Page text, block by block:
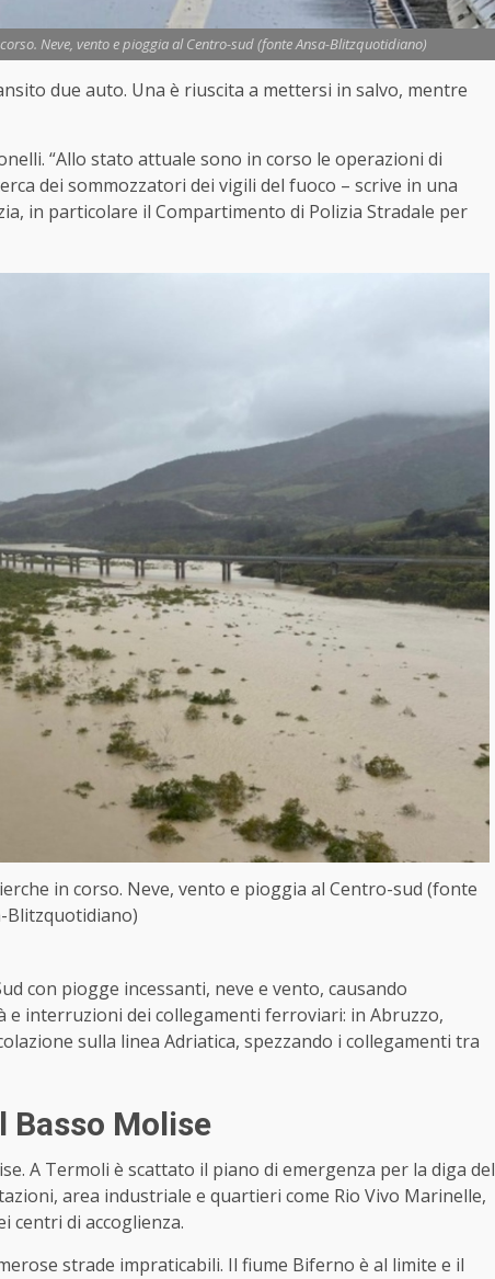
Neve, vento e pioggia al Centro-sud (fonte Ansa-Blitzquotidiano)
due auto. Una è riuscita a mettersi in salvo, mentre
“Allo stato attuale sono in corso le operazioni di
dei sommozzatori dei vigili del fuoco – scrive in una
in particolare il Compartimento di Polizia Stradale per
in corso. Neve, vento e pioggia al Centro-sud (fonte
Blitzquotidiano)
con piogge incessanti, neve e vento, causando
e interruzioni dei collegamenti ferroviari: in Abruzzo,
sulla linea Adriatica, spezzando i collegamenti tra
Basso Molise
A Termoli è scattato il piano di emergenza per la diga del
area industriale e quartieri come Rio Vivo Marinelle,
centri di accoglienza.
strade impraticabili. Il fiume Biferno è al limite e il